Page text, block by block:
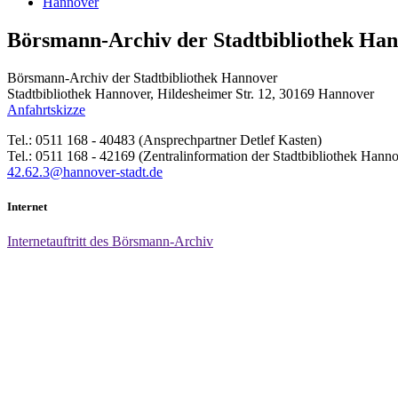
Börsmann-Archiv der Stadtbibliothek
Börsmann-Archiv der Stadtbibliothek Hannover
Stadtbibliothek Hannover, Hildesheimer Str. 12, 30169 Hannover
Anfahrtskizze
Tel.: 0511 168 - 40483 (Ansprechpartner Detlef Kasten)
Tel.: 0511 168 - 42169 (Zentralinformation der Stadtbibliothek
42.62.3@hannover-stadt.de
Internet
Internetauftritt des Börsmann-Archiv